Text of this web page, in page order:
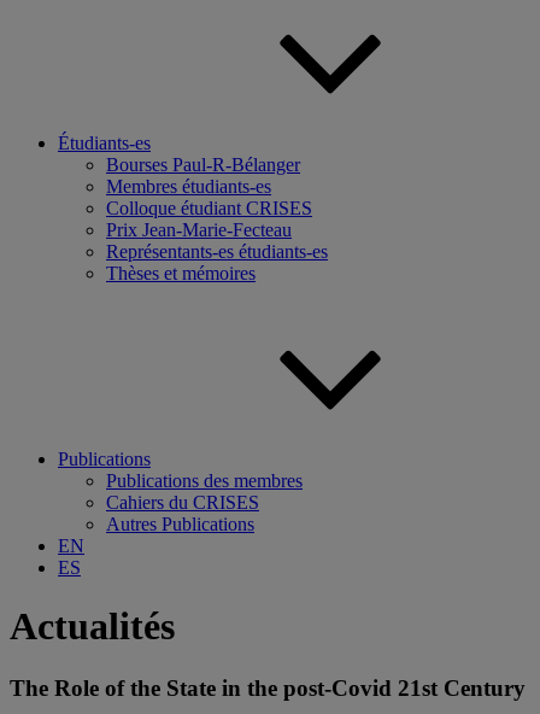
Étudiants-es
Bourses Paul-R-Bélanger
Membres étudiants-es
Colloque étudiant CRISES
Prix Jean-Marie-Fecteau
Représentants-es étudiants-es
Thèses et mémoires
Publications
Publications des membres
Cahiers du CRISES
Autres Publications
EN
ES
Actualités
The Role of the State in the post-Covid 21st Century